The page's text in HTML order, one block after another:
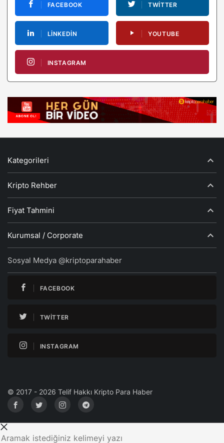
FACEBOOK TWITTER
LINKEDIN YOUTUBE
INSTAGRAM
Kategorileri
Kripto Rehber
Fiyat Tahmini
Kurumsal / Corporate
Sosyal Medya @kriptoparahaber
FACEBOOK
TWITTER
INSTAGRAM
© 2017 - 2026 Telif Hakkı Kripto Para Haber